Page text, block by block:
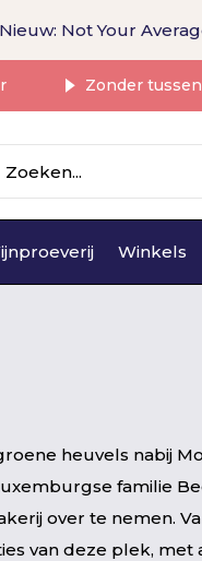
Winkels
Zonder
Nieuw: Not Your
heuvels nabij
familie
over te nemen.
van deze plek,